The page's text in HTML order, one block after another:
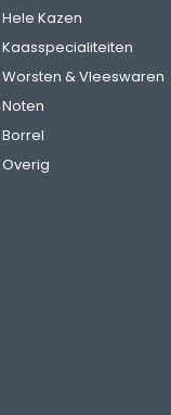
Hele Kazen
Kaasspecialiteiten
Worsten & Vleeswaren
Noten
Borrel
Overig